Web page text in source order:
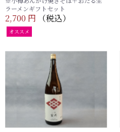
ラーメンギフトセット
2,700 円 （税込）
オススメ